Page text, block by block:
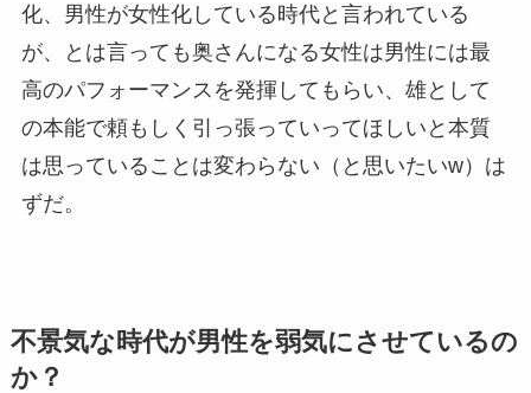
化、男性が女性化している時代と言われている
が、とは言っても奥さんになる女性は男性には最
高のパフォーマンスを発揮してもらい、雄として
の本能で頼もしく引っ張っていってほしいと本質
は思っていることは変わらない（と思いたいw）は
ずだ。
不景気な時代が男性を弱気にさせているの
か？